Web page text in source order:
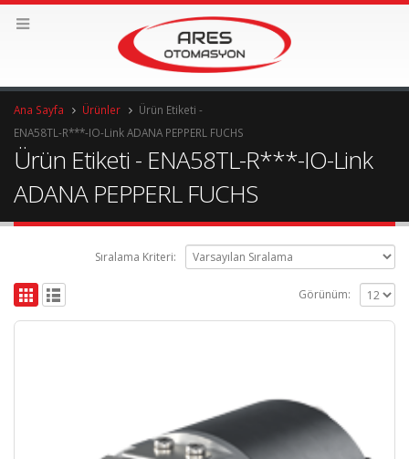
Ana Sayfa Ürünler
Ürün Etiketi -
ENA58TL-R***-IO-Link ADANA PEPPERL FUCHS
Ürün Etiketi - ENA58TL-R***-IO-Link
ADANA PEPPERL FUCHS
Sıralama Kriteri:
Görünüm: